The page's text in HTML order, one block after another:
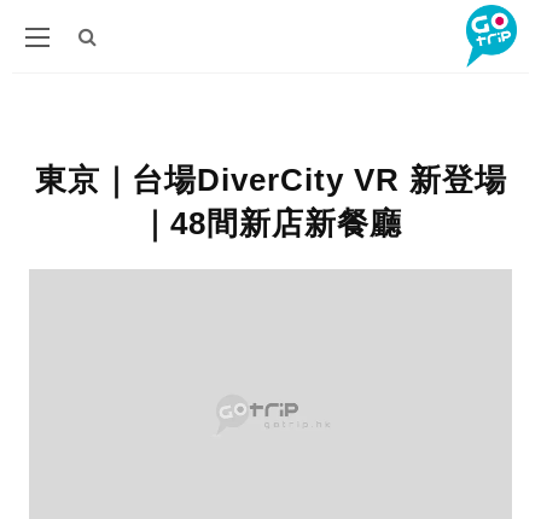
東京｜台場DiverCity VR 新登場
｜48間新店新餐廳